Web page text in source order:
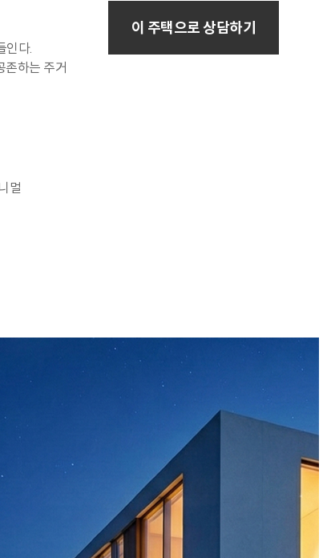
인다.
존하는 주거
멀
이 주택으로 상담하기